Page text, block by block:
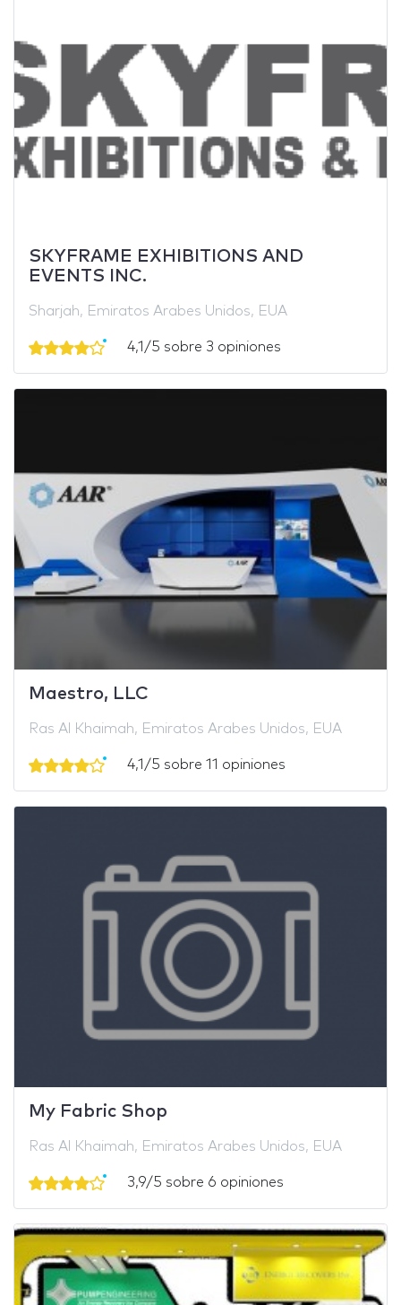
SKYFRAME EXHIBITIONS AND
EVENTS INC.
Sharjah, Emiratos Arabes Unidos, EUA
4,1/5 sobre 3 opiniones
Maestro, LLC
Ras Al Khaimah, Emiratos Arabes Unidos, EUA
4,1/5 sobre 11 opiniones
My Fabric Shop
Ras Al Khaimah, Emiratos Arabes Unidos, EUA
3,9/5 sobre 6 opiniones